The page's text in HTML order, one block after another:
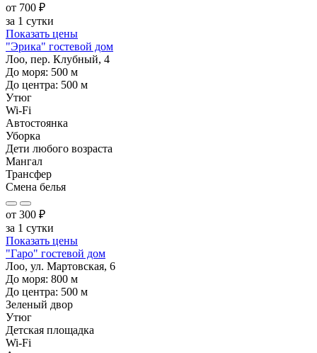
от 700 ₽
за 1 сутки
Показать цены
"Эрика" гостевой дом
Лоо, пер. Клубный, 4
До моря: 500 м
До центра: 500 м
Утюг
Wi-Fi
Автостоянка
Уборка
Дети любого возраста
Мангал
Трансфер
Смена белья
от 300 ₽
за 1 сутки
Показать цены
"Гаро" гостевой дом
Лоо, ул. Мартовская, 6
До моря: 800 м
До центра: 500 м
Зеленый двор
Утюг
Детская площадка
Wi-Fi